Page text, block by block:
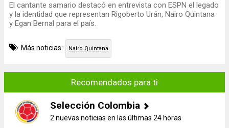
El cantante samario destacó en entrevista con ESPN el legado
y la identidad que representan Rigoberto Urán, Nairo Quintana
y Egan Bernal para el país.
Más noticias: Nairo Quintana
Recomendados para ti
Selección Colombia
2 nuevas noticias en las últimas 24 horas